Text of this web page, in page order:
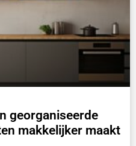
georganiseerde
makkelijker maakt